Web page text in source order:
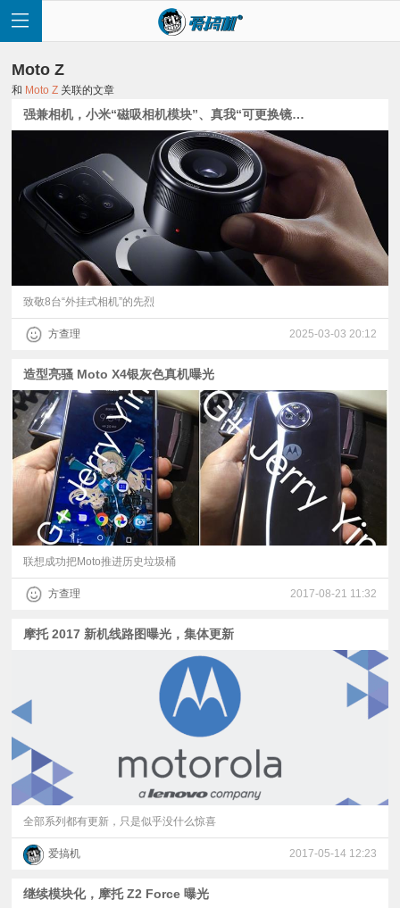
页
讯
测
视
频
科
普
题
Moto Z
和 Moto Z 关联的文章
强兼相机，小米“磁吸相机模块”、真我“可更换镜头概念机”发布：外挂式相机的前世今生
致敬8台“外挂式相机”的先烈
方查理 2025-03-03 20:12
造型亮骚 Moto X4银灰色真机曝光
联想成功把Moto推进历史垃圾桶
方查理 2017-08-21 11:32
摩托 2017 新机线路图曝光，集体更新
全部系列都有更新，只是似乎没什么惊喜
爱搞机 2017-05-14 12:23
继续模块化，摩托 Z2 Force 曝光